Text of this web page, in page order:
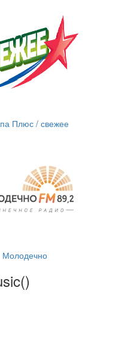
Плюс / свежее
Молодечно
)